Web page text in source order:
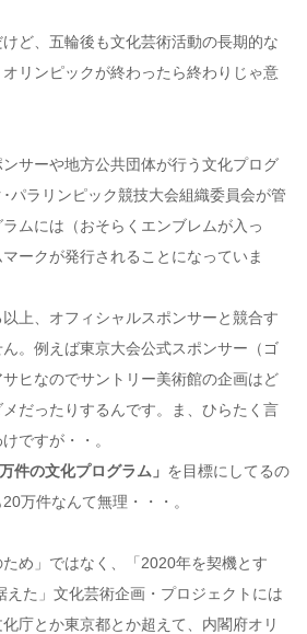
ど、五輪後も文化芸術活動の長期的な
リンピックが終わったら終わりじゃ意
サーや地方公共団体が行う文化プログ
パラリンピック競技大会組織委員会が管
ムには（おそらくエンブレムが入っ
ークが発行されることになっていま
上、オフィシャルスポンサーと競合す
。例えば東京大会公式スポンサー（ゴ
ヒなのでサントリー美術館の企画はど
だったりするんです。ま、ひらたく言
ですが・・。
件の文化プログラム」 を目標にしてるの
万件なんて無理・・・。
め」ではなく、「2020年を契機とす
えた」文化芸術企画・プロジェクトには
庁とか東京都とか超えて、内閣府オリ